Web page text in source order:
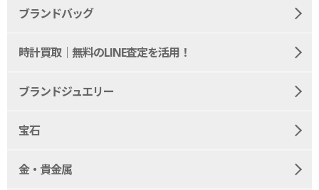
ブランドバッグ
時計買取｜無料のLINE査定を活用！
ブランドジュエリー
宝石
金・貴金属